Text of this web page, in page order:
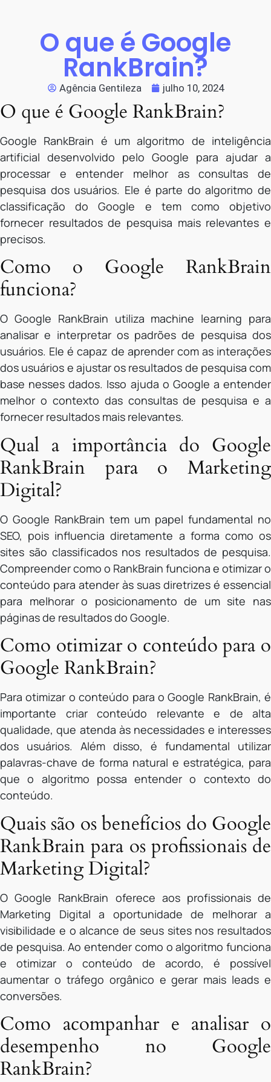
O que é Google
RankBrain?
Agência Gentileza julho 10, 2024
O que é Google RankBrain?
Google RankBrain é um algoritmo de inteligência
artificial desenvolvido pelo Google para ajudar a
processar e entender melhor as consultas de
pesquisa dos usuários. Ele é parte do algoritmo de
classificação do Google e tem como objetivo
fornecer resultados de pesquisa mais relevantes e
precisos.
Como o Google RankBrain
funciona?
O Google RankBrain utiliza machine learning para
analisar e interpretar os padrões de pesquisa dos
usuários. Ele é capaz de aprender com as interações
dos usuários e ajustar os resultados de pesquisa com
base nesses dados. Isso ajuda o Google a entender
melhor o contexto das consultas de pesquisa e a
fornecer resultados mais relevantes.
Qual a importância do Google
RankBrain para o Marketing
Digital?
O Google RankBrain tem um papel fundamental no
SEO, pois influencia diretamente a forma como os
sites são classificados nos resultados de pesquisa.
Compreender como o RankBrain funciona e otimizar o
conteúdo para atender às suas diretrizes é essencial
para melhorar o posicionamento de um site nas
páginas de resultados do Google.
Como otimizar o conteúdo para o
Google RankBrain?
Para otimizar o conteúdo para o Google RankBrain, é
importante criar conteúdo relevante e de alta
qualidade, que atenda às necessidades e interesses
dos usuários. Além disso, é fundamental utilizar
palavras-chave de forma natural e estratégica, para
que o algoritmo possa entender o contexto do
conteúdo.
Quais são os benefícios do Google
RankBrain para os profissionais de
Marketing Digital?
O Google RankBrain oferece aos profissionais de
Marketing Digital a oportunidade de melhorar a
visibilidade e o alcance de seus sites nos resultados
de pesquisa. Ao entender como o algoritmo funciona
e otimizar o conteúdo de acordo, é possível
aumentar o tráfego orgânico e gerar mais leads e
conversões.
Como acompanhar e analisar o
desempenho no Google
RankBrain?